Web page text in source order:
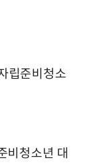
립준비청소
비청소년 대